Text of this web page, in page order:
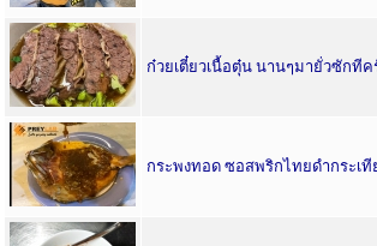
ก๋วยเตี๋ยวเนื้อตุ๋น นานๆมายั่วซักที
กระพงทอด ซอสพริกไทยดำกระเที